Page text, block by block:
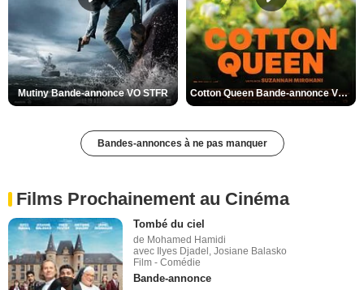
Mutiny Bande-annonce VO STFR Cotton Queen Bande-annonce VO STFR
Bandes-annonces à ne pas manquer
Films Prochainement au Cinéma
Tombé du ciel
de Mohamed Hamidi
avec Ilyes Djadel, Josiane Balasko
Film - Comédie
Bande-annonce